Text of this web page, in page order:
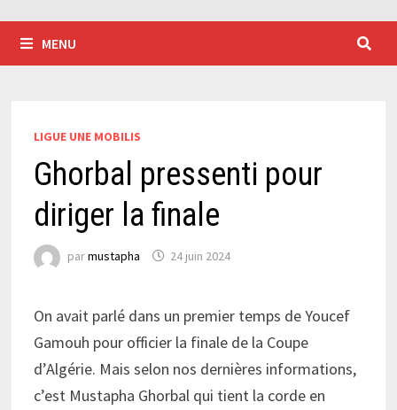
MENU
LIGUE UNE MOBILIS
Ghorbal pressenti pour
diriger la finale
parmustapha 24 juin 2024
On avait parlé dans un premier temps de Youcef
Gamouh pour officier la finale de la Coupe
d’Algérie. Mais selon nos dernières informations,
c’est Mustapha Ghorbal qui tient la corde en